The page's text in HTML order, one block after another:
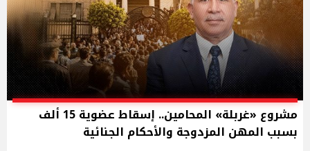
مشروع «غربلة» المحامين.. إسقاط عضوية 15 ألف
بسبب المهن المزدوجة والأحكام الجنائية